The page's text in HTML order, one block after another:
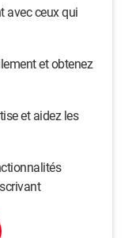
avec ceux qui
et obtenez
et aidez les